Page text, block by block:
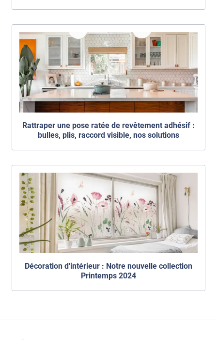
Rattraper une pose ratée de revêtement adhésif :
bulles, plis, raccord visible, nos solutions
Décoration d'intérieur : Notre nouvelle collection
Printemps 2024